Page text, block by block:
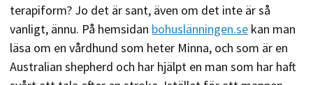
terapiform? Jo det är sant, även om det inte är så
vanligt, ännu. På hemsidan bohuslänningen.se kan man
läsa om en vårdhund som heter Minna, och som är en
Australian shepherd och har hjälpt en man som har haft